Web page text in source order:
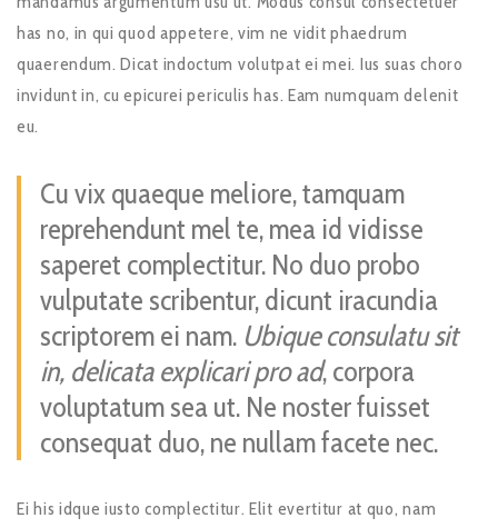
has no, in qui quod appetere, vim ne vidit phaedrum
quaerendum. Dicat indoctum volutpat ei mei. Ius suas choro
invidunt in, cu epicurei periculis has. Eam numquam delenit
eu.
Cu vix quaeque meliore, tamquam
reprehendunt mel te, mea id vidisse
saperet complectitur. No duo probo
vulputate scribentur, dicunt iracundia
scriptorem ei nam. Ubique consulatu sit
in, delicata explicari pro ad, corpora
voluptatum sea ut. Ne noster fuisset
consequat duo, ne nullam facete nec.
Ei his idque iusto complectitur. Elit evertitur at quo, nam